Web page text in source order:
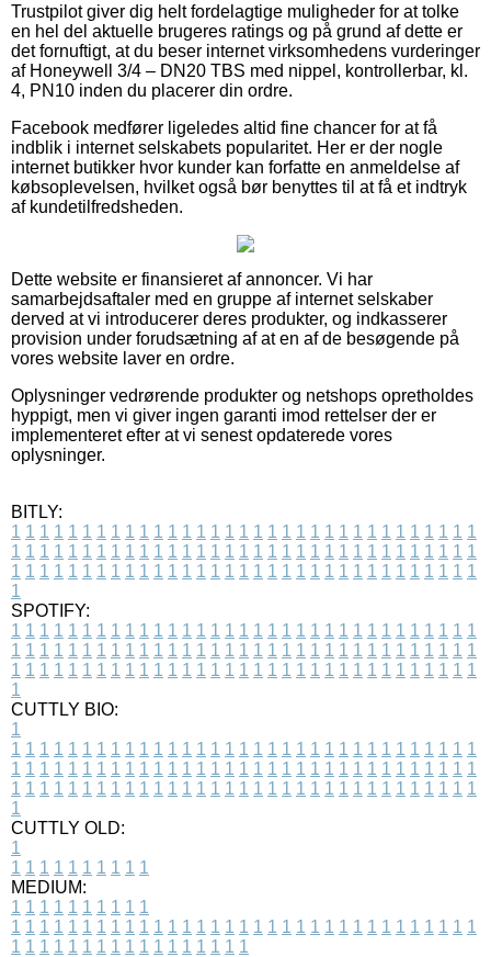
Trustpilot giver dig helt fordelagtige muligheder for at tolke
en hel del aktuelle brugeres ratings og på grund af dette er
det fornuftigt, at du beser internet virksomhedens vurderinger
af Honeywell 3/4 – DN20 TBS med nippel, kontrollerbar, kl.
4, PN10 inden du placerer din ordre.
Facebook medfører ligeledes altid fine chancer for at få
indblik i internet selskabets popularitet. Her er der nogle
internet butikker hvor kunder kan forfatte en anmeldelse af
købsoplevelsen, hvilket også bør benyttes til at få et indtryk
af kundetilfredsheden.
Dette website er finansieret af annoncer. Vi har
samarbejdsaftaler med en gruppe af internet selskaber
derved at vi introducerer deres produkter, og indkasserer
provision under forudsætning af at en af de besøgende på
vores website laver en ordre.
Oplysninger vedrørende produkter og netshops opretholdes
hyppigt, men vi giver ingen garanti imod rettelser der er
implementeret efter at vi senest opdaterede vores
oplysninger.
BITLY:
1 1 1 1 1 1 1 1 1 1 1 1 1 1 1 1 1 1 1 1 1 1 1 1 1 1 1 1 1 1 1 1 1
1 1 1 1 1 1 1 1 1 1 1 1 1 1 1 1 1 1 1 1 1 1 1 1 1 1 1 1 1 1 1 1 1
1 1 1 1 1 1 1 1 1 1 1 1 1 1 1 1 1 1 1 1 1 1 1 1 1 1 1 1 1 1 1 1 1
1
SPOTIFY:
1 1 1 1 1 1 1 1 1 1 1 1 1 1 1 1 1 1 1 1 1 1 1 1 1 1 1 1 1 1 1 1 1
1 1 1 1 1 1 1 1 1 1 1 1 1 1 1 1 1 1 1 1 1 1 1 1 1 1 1 1 1 1 1 1 1
1 1 1 1 1 1 1 1 1 1 1 1 1 1 1 1 1 1 1 1 1 1 1 1 1 1 1 1 1 1 1 1 1
1
CUTTLY BIO:
1
1 1 1 1 1 1 1 1 1 1 1 1 1 1 1 1 1 1 1 1 1 1 1 1 1 1 1 1 1 1 1 1 1
1 1 1 1 1 1 1 1 1 1 1 1 1 1 1 1 1 1 1 1 1 1 1 1 1 1 1 1 1 1 1 1 1
1 1 1 1 1 1 1 1 1 1 1 1 1 1 1 1 1 1 1 1 1 1 1 1 1 1 1 1 1 1 1 1 1
1
CUTTLY OLD:
1
1 1 1 1 1 1 1 1 1 1
MEDIUM:
1 1 1 1 1 1 1 1 1 1
1 1 1 1 1 1 1 1 1 1 1 1 1 1 1 1 1 1 1 1 1 1 1 1 1 1 1 1 1 1 1 1 1
1 1 1 1 1 1 1 1 1 1 1 1 1 1 1 1 1